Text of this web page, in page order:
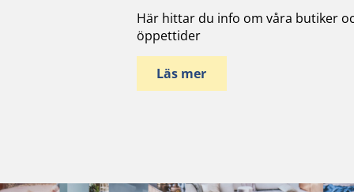
Här hittar du info om våra butiker
öppettider
Läs mer